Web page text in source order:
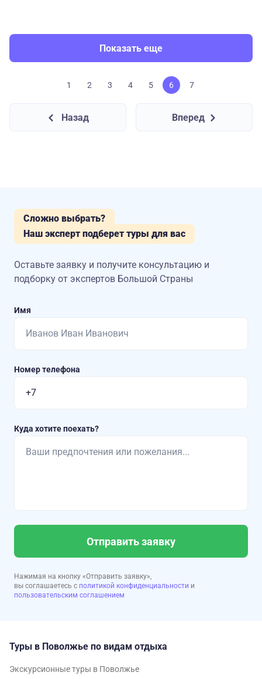
Показать еще
1 2 3 4 5 6 7
Назад Вперед
Сложно выбрать?
Наш эксперт подберет туры для вас
Оставьте заявку и получите консультацию и
подборку от экспертов Большой Страны
Имя
Номер телефона
Куда хотите поехать?
Отправить заявку
Нажимая на кнопку «Отправить заявку»,
вы соглашаетесь с политикой конфиденциальности и
пользовательским соглашением
Туры в Поволжье по видам отдыха
Экскурсионные туры в Поволжье